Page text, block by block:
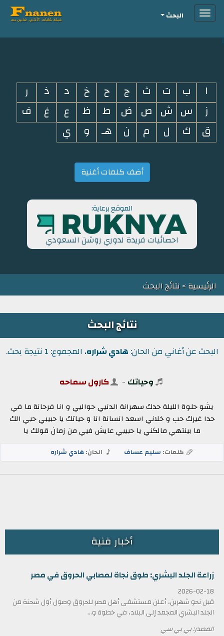
i
Toggleالبحث
ا ب ت ث ج ح خ د ذ
ر
ز
س ش ص ض ط ظ ع غ
ف
ق
ك ل م ن هـ و ي
أضف كلمات أغنية
الموقع برعاية:
احصائيات فريدة لدوري روشن السعودي
الرئيسية> نتائج البحث
نتائج البحث
البحث عن أغاني من الحان: هادي شراره، المجموع: 1 نتيجة بحث.
وحياتك - كارول سماحه
يشو حلوة الليلة حدك سهرانة الدنيي حواليي و انا فرحانة ما في
حدا غيرك حب و خلاني اسعد انسانة انا و حياتك يا حبيبي حبي الك
ما بينتهي مالكني يا حبيبي عايش فيي من زمان قولك يا
كلمات: سليم عساف الحان:هادي شراره
أخبار فنية
زراعة الجلد البشري: طوق نجاة لمصابي الحروق في مصر
2026-02-18
قبل نحو شهرين، أعلن مستشفى أهل مصر للحروق وصول أول شحنة من
الجلد البشري المجمد إلى البلاد، في خطوة و...
المصدر: بي بي سي